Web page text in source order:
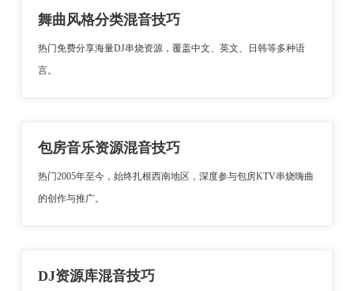
舞曲风格分类混音技巧
热门免费分享海量DJ串烧资源，覆盖中文、英文、日韩等多种语
言。
包房音乐资源混音技巧
热门2005年至今，始终扎根西南地区，深度参与包房KTV串烧嗨曲
的创作与推广。
DJ资源库混音技巧